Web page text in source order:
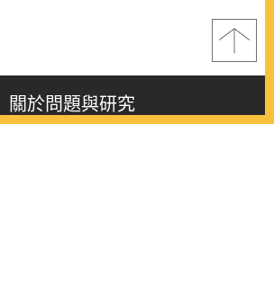
關於問題與研究
About this journal